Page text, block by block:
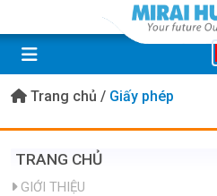
Trang chủ / Giấy phép
TRANG CHỦ
GIỚI THIỆU